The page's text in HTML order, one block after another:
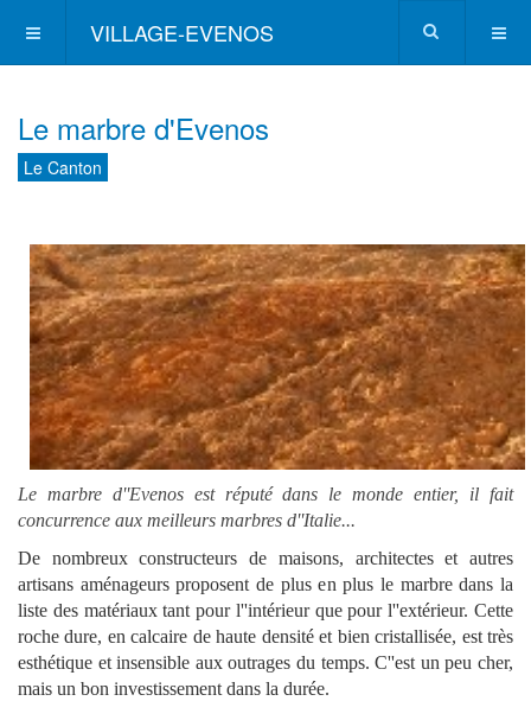
VILLAGE-EVENOS
Le marbre d'Evenos
Le Canton
Le marbre d''Evenos est réputé dans le monde entier, il fait
concurrence aux meilleurs marbres d''Italie...
De nombreux constructeurs de maisons, architectes et autres
artisans aménageurs proposent de plus en plus le marbre dans la
liste des matériaux tant pour l''intérieur que pour l''extérieur. Cette
roche dure, en calcaire de haute densité et bien cristallisée, est très
esthétique et insensible aux outrages du temps. C''est un peu cher,
mais un bon investissement dans la durée.